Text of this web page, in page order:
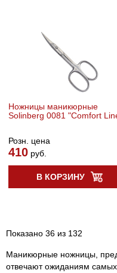
Ножницы маникюрные
Solinberg 0081 "Comfort
Розн. цена
410руб.
В КОРЗИНУ
Показано 36 из 132
Маникюрные ножницы ,
отвечают ожиданиям самых